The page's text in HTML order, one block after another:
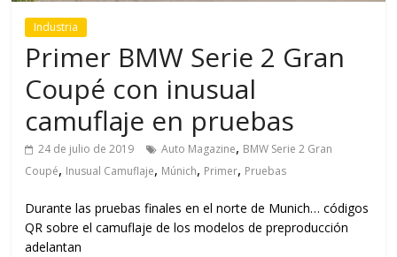
Industria
Primer BMW Serie 2 Gran
Coupé con inusual
camuflaje en pruebas
24 de julio de 2019 Auto Magazine, BMW Serie 2 Gran
Coupé, Inusual Camuflaje, Múnich, Primer, Pruebas
Durante las pruebas finales en el norte de Munich… códigos
QR sobre el camuflaje de los modelos de preproducción
adelantan